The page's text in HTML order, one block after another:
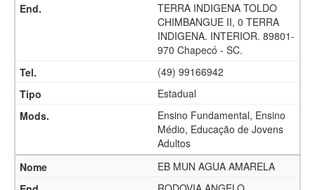
TERRA INDIGENA TOLDO
CHIMBANGUE II, 0 TERRA
INDIGENA. INTERIOR. 89801-
970 Chapecó - SC.
(49) 99166942
Estadual
Ensino Fundamental, Ensino
Médio, Educação de Jovens
Adultos
EB MUN AGUA AMARELA